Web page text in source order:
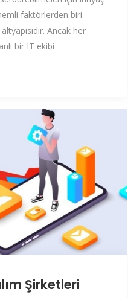
faktörlerden biri
Ancak her
bir IT ekibi
Şirketleri